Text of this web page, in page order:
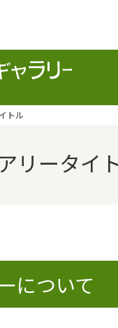
ャラリ
トル
リータイ
について